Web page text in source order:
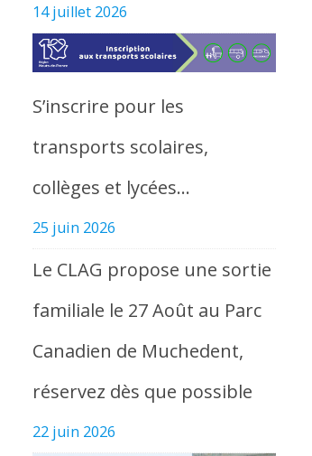
14 juillet 2026
S’inscrire pour les
transports scolaires,
collèges et lycées…
25 juin 2026
Le CLAG propose une sortie
familiale le 27 Août au Parc
Canadien de Muchedent,
réservez dès que possible
22 juin 2026